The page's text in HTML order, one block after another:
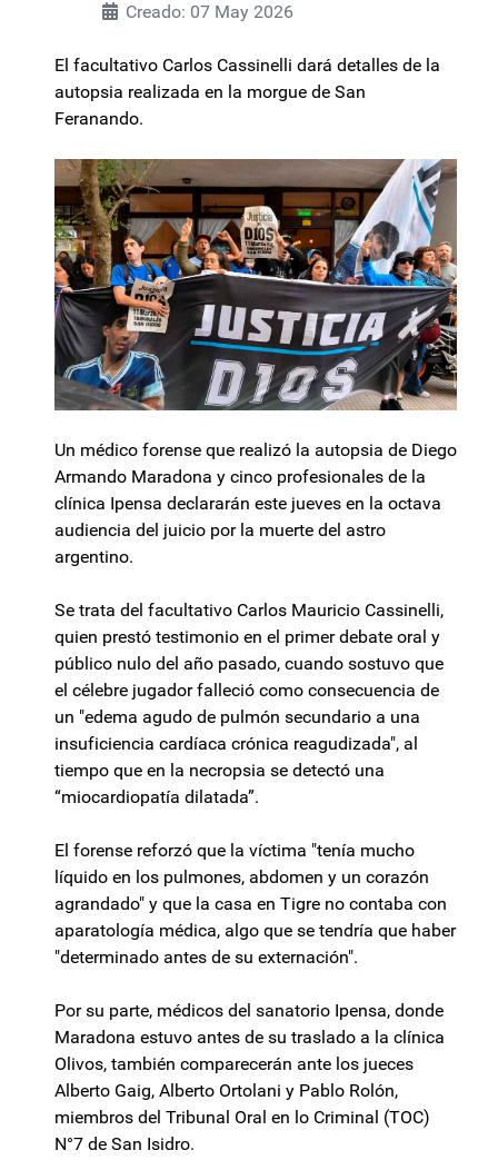
Creado: 07 May 2026
El facultativo Carlos Cassinelli dará detalles de la
autopsia realizada en la morgue de San
Feranando.
Un médico forense que realizó la autopsia de Diego
Armando Maradona y cinco profesionales de la
clínica Ipensa declararán este jueves en la octava
audiencia del juicio por la muerte del astro
argentino.
Se trata del facultativo Carlos Mauricio Cassinelli,
quien prestó testimonio en el primer debate oral y
público nulo del año pasado, cuando sostuvo que
el célebre jugador falleció como consecuencia de
un "edema agudo de pulmón secundario a una
insuficiencia cardíaca crónica reagudizada", al
tiempo que en la necropsia se detectó una
“miocardiopatía dilatada”.
El forense reforzó que la víctima "tenía mucho
líquido en los pulmones, abdomen y un corazón
agrandado" y que la casa en Tigre no contaba con
aparatología médica, algo que se tendría que haber
"determinado antes de su externación".
Por su parte, médicos del sanatorio Ipensa, donde
Maradona estuvo antes de su traslado a la clínica
Olivos, también comparecerán ante los jueces
Alberto Gaig, Alberto Ortolani y Pablo Rolón,
miembros del Tribunal Oral en lo Criminal (TOC)
N°7 de San Isidro.